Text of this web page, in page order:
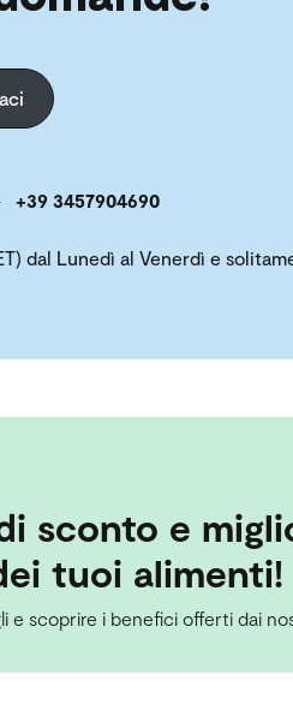
+39 3457904690
dal Lunedì al Venerdì e
sconto e
tuoi alimenti!
e scoprire i benefici offerti dai